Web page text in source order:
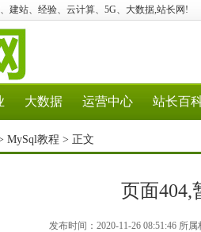
建站、经验、云计算、5G、大数据,站长网!
大数据 运营中心 站长百
MySql教程 > 正文
页面404,
发布时间：2020-11-26 08:51:46 所